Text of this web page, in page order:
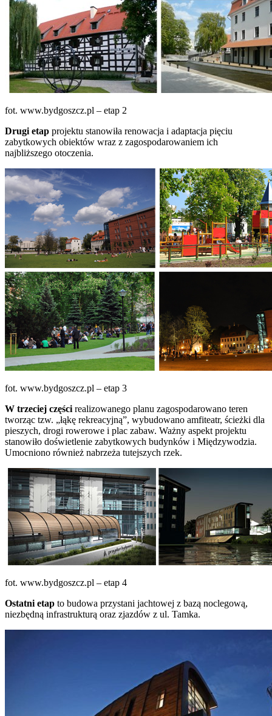
fot. www.bydgoszcz.pl – etap 2
Drugi etap projektu stanowiła renowacja i adaptacja pięciu
zabytkowych obiektów wraz z zagospodarowaniem ich
najbliższego otoczenia.
fot. www.bydgoszcz.pl – etap 3
W trzeciej części realizowanego planu zagospodarowano teren
tworząc tzw. „łąkę rekreacyjną”, wybudowano amfiteatr, ścieżki dla
pieszych, drogi rowerowe i plac zabaw. Ważny aspekt projektu
stanowiło doświetlenie zabytkowych budynków i Międzywodzia.
Umocniono również nabrzeża tutejszych rzek.
fot. www.bydgoszcz.pl – etap 4
Ostatni etap to budowa przystani jachtowej z bazą noclegową,
niezbędną infrastrukturą oraz zjazdów z ul. Tamka.